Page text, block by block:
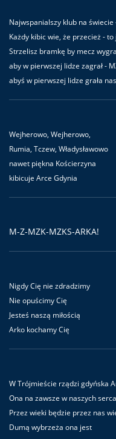
Najwspanialszy klub na
Każdy kibic wie, że przecież - to
Strzelisz bramkę by mecz
aby w pierwszej lidze zagrał -
abyś w pierwszej lidze grała
Wejherowo, Wejherowo,
Rumia, Tczew, Władysławowo
nawet piękna Kościerzyna
kibicuje Arce Gdynia
M-Z-MZK-MZKS-ARKA!
Nigdy Cię nie zdradzimy
Nie opuścimy Cię
Jesteś naszą miłością
Arko kochamy Cię
W Trójmieście rządzi gdyńska
Ona na zawsze w naszych
Przez wieki będzie przez nas
Dumą wybrzeża ona jest